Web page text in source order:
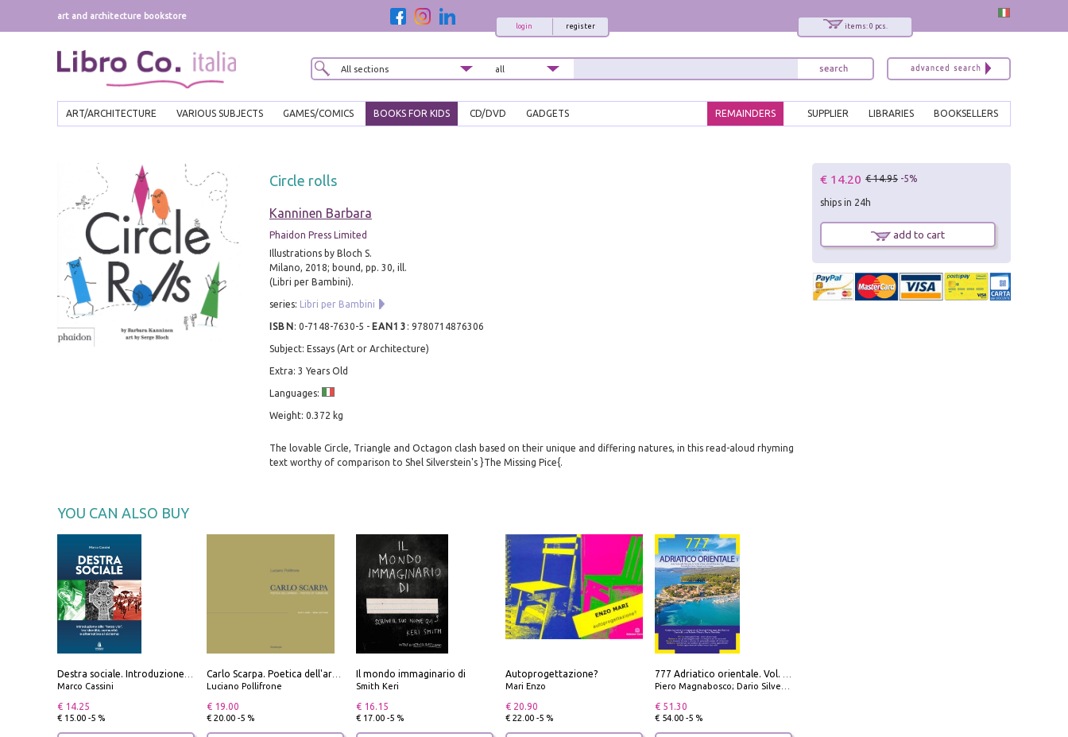
art and architecture bookstore
items: 0 pcs.
register
login
ART/ARCHITECTURE VARIOUS SUBJECTS GAMES/COMICS BOOKS FOR KIDS CD/DVD GADGETS BOOKSELLERS
LIBRARIES
SUPPLIER
REMAINDERS
Circle rolls
Kanninen Barbara
Phaidon Press Limited
Illustrations by Bloch S.
Milano, 2018; bound, pp. 30, ill.
(Libri per Bambini).
series: Libri per Bambini
ISBN : 0-7148-7630-5 - EAN13 : 9780714876306
Subject: Essays (Art or Architecture)
Extra: 3 Years Old
Languages:
Weight: 0.372 kg
The lovable Circle, Triangle and Octagon clash based on their unique and differing natures, in this read-aloud rhyming
text worthy of comparison to Shel Silverstein's }The Missing Pice{.
YOU CAN ALSO BUY
Marco Cassini
€ 14.25
€ 15.00 -5 %
Luciano Pollifrone
€ 19.00
€ 20.00 -5 %
Il mondo immaginario di
Smith Keri
€ 16.15
€ 17.00 -5 %
Autoprogettazione?
Mari Enzo
€ 20.90
€ 22.00 -5 %
Piero Magnabosco; Dario Silvestro; Marco Sbrizzi
€ 51.30
€ 54.00 -5 %
€ 14.20 € 14.95 -5%
ships in 24h
add to cart